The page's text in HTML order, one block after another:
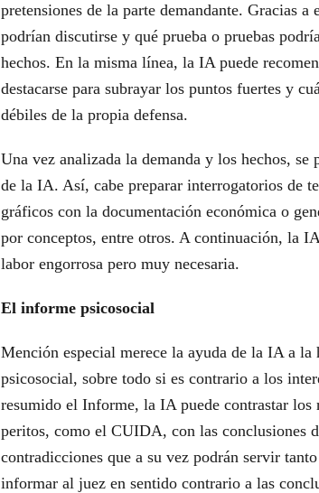
pretensiones de la parte demandante. Gracias a
podrían discutirse y qué prueba o pruebas
hechos. En la misma línea, la IA puede
destacarse para subrayar los puntos fuertes y
débiles de la propia defensa.
Una vez analizada la demanda y los hechos, se
de la IA. Así, cabe preparar interrogatorios de
gráficos con la documentación económica o
por conceptos, entre otros. A continuación, la
labor engorrosa pero muy necesaria.
El informe psicosocial
Mención especial merece la ayuda de la IA a
psicosocial, sobre todo si es contrario a los
resumido el Informe, la IA puede contrastar los
peritos, como el CUIDA, con las conclusiones
contradicciones que a su vez podrán servir
informar al juez en sentido contrario a las